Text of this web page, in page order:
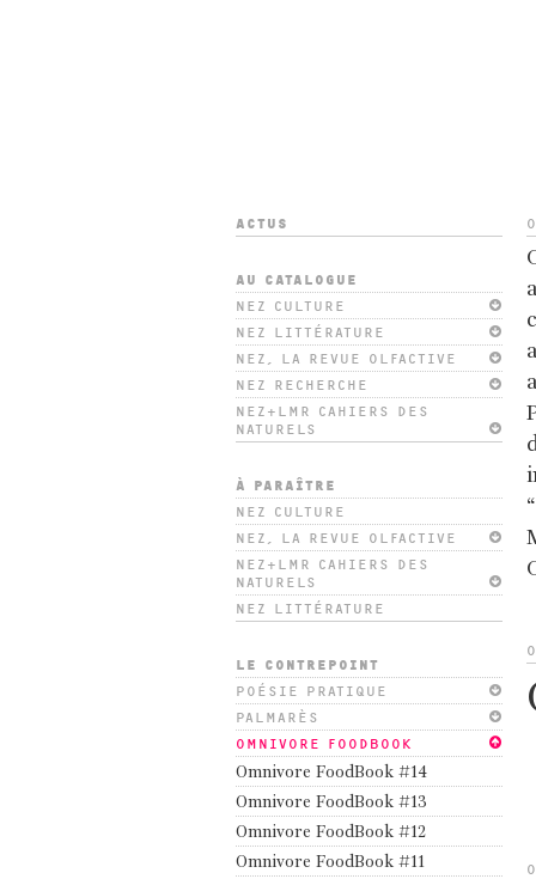
ACTUS
AU CATALOGUE
NEZ CULTURE
NEZ LITTÉRATURE
NEZ, LA REVUE OLFACTIVE
NEZ RECHERCHE
NEZ+LMR CAHIERS DES
NATURELS
À PARAÎTRE
NEZ CULTURE
NEZ, LA REVUE OLFACTIVE
NEZ+LMR CAHIERS DES
NATURELS
NEZ LITTÉRATURE
LE CONTREPOINT
POÉSIE PRATIQUE
PALMARÈS
OMNIVORE FOODBOOK
Omnivore FoodBook #14
Omnivore FoodBook #13
Omnivore FoodBook #12
Omnivore FoodBook #11